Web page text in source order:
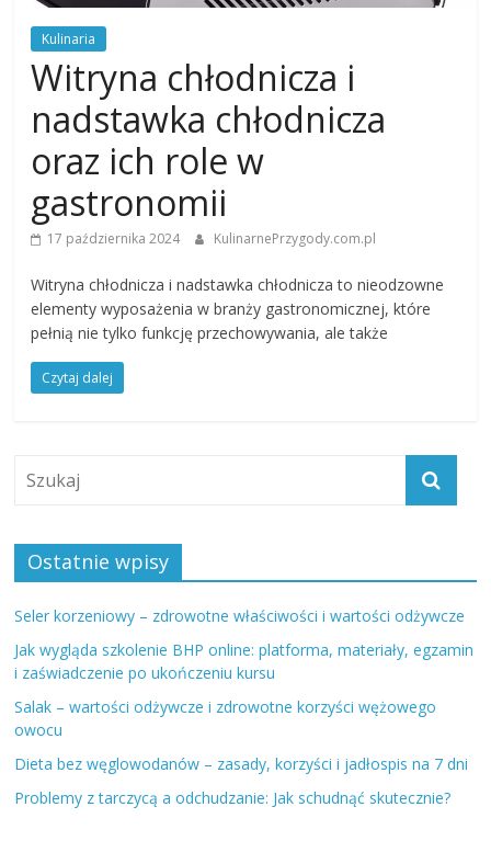
Kulinaria
Witryna chłodnicza i
nadstawka chłodnicza
oraz ich role w
gastronomii
17 października 2024 KulinarnePrzygody.com.pl
Witryna chłodnicza i nadstawka chłodnicza to nieodzowne
elementy wyposażenia w branży gastronomicznej, które
pełnią nie tylko funkcję przechowywania, ale także
Czytaj dalej
Ostatnie wpisy
Seler korzeniowy – zdrowotne właściwości i wartości odżywcze
Jak wygląda szkolenie BHP online: platforma, materiały, egzamin
i zaświadczenie po ukończeniu kursu
Salak – wartości odżywcze i zdrowotne korzyści wężowego
owocu
Dieta bez węglowodanów – zasady, korzyści i jadłospis na 7 dni
Problemy z tarczycą a odchudzanie: Jak schudnąć skutecznie?